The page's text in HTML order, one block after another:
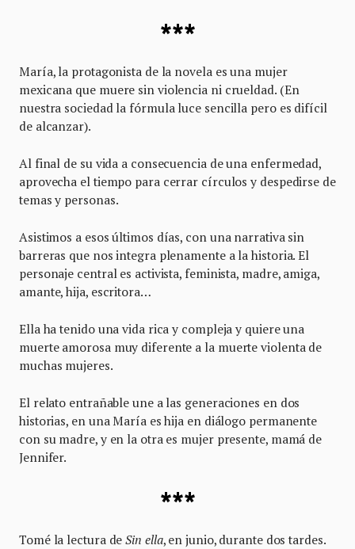
***
María, la protagonista de la novela es una mujer
mexicana que muere sin violencia ni crueldad. (En
nuestra sociedad la fórmula luce sencilla pero es difícil
de alcanzar).
Al final de su vida a consecuencia de una enfermedad,
aprovecha el tiempo para cerrar círculos y despedirse de
temas y personas.
Asistimos a esos últimos días, con una narrativa sin
barreras que nos integra plenamente a la historia. El
personaje central es activista, feminista, madre, amiga,
amante, hija, escritora…
Ella ha tenido una vida rica y compleja y quiere una
muerte amorosa muy diferente a la muerte violenta de
muchas mujeres.
El relato entrañable une a las generaciones en dos
historias, en una María es hija en diálogo permanente
con su madre, y en la otra es mujer presente, mamá de
Jennifer.
***
Tomé la lectura deSin ella, en junio, durante dos tardes.